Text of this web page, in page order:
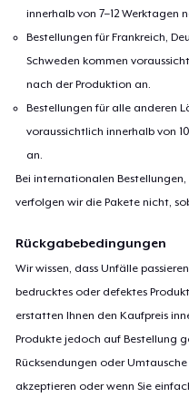
innerhalb von 7–12 Werktagen
Bestellungen für Frankreich,
Schweden kommen
nach der Produktion an.
Bestellungen für alle anderen
voraussichtlich innerhalb von
an.
Bei internationalen
verfolgen wir die Pakete nicht,
Rückgabebedingungen
Wir wissen, dass Unfälle
bedrucktes oder defektes
erstatten Ihnen den Kaufpreis
Produkte jedoch auf Bestellung
Rücksendungen oder
akzeptieren oder wenn Sie